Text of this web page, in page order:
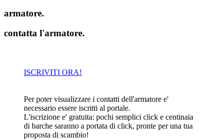
armatore.
contatta l'armatore.
ISCRIVITI ORA!
Per poter visualizzare i contatti dell'armatore e'
necessario essere iscritti al portale.
L'iscrizione e' gratuita: pochi semplici click e centinaia
di barche saranno a portata di click, pronte per una tua
proposta di scambio!